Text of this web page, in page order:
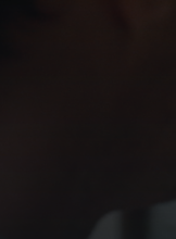
Filme für die